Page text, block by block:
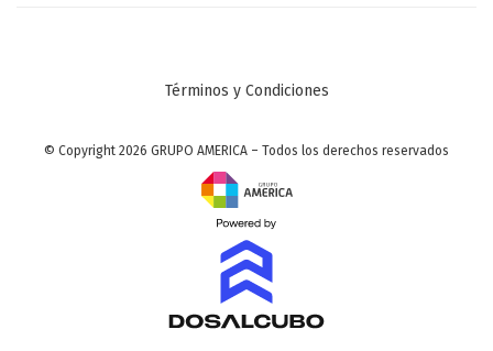
Términos y Condiciones
© Copyright 2026 GRUPO AMERICA – Todos los derechos reservados